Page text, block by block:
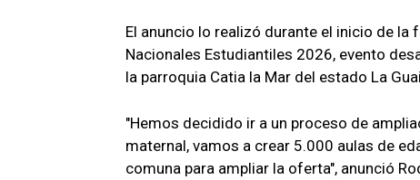
El anuncio lo realizó durante el inicio de
Nacionales Estudiantiles 2026, evento
la parroquia Catia la Mar del estado La
"Hemos decidido ir a un proceso de
maternal, vamos a crear 5.000 aulas de
comuna para ampliar la oferta", anunció